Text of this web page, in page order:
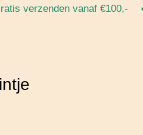
verzenden vanaf €100,- •